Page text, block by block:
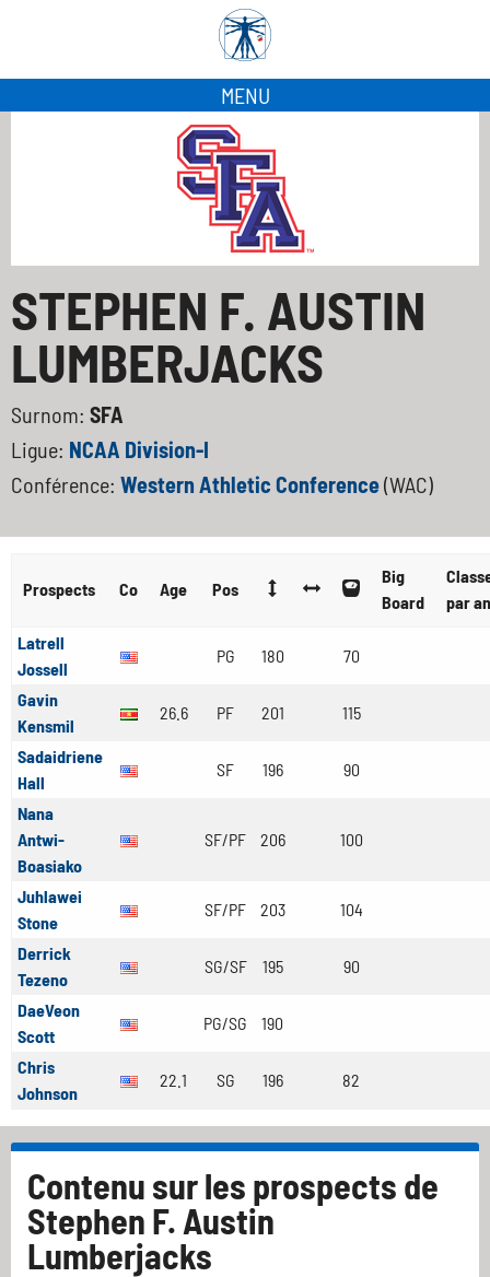
MENU
STEPHEN F. AUSTIN
LUMBERJACKS
Surnom: SFA
Ligue: NCAA Division-I
Conférence: Western Athletic Conference(WAC)
Prospects Co Age Pos
Big
Board
par
Latrell
Jossell
PG 180 70
Gavin
Kensmil
26.6 PF 201 115
Sadaidriene
Hall
SF 196 90
Nana
Antwi-
Boasiako
SF/PF 206 100
Juhlawei
Stone
SF/PF 203 104
Derrick
Tezeno
SG/SF 195 90
DaeVeon
Scott
PG/SG 190
Chris
Johnson
22.1 SG 196 82
Contenu sur les prospects de
Stephen F. Austin
Lumberjacks